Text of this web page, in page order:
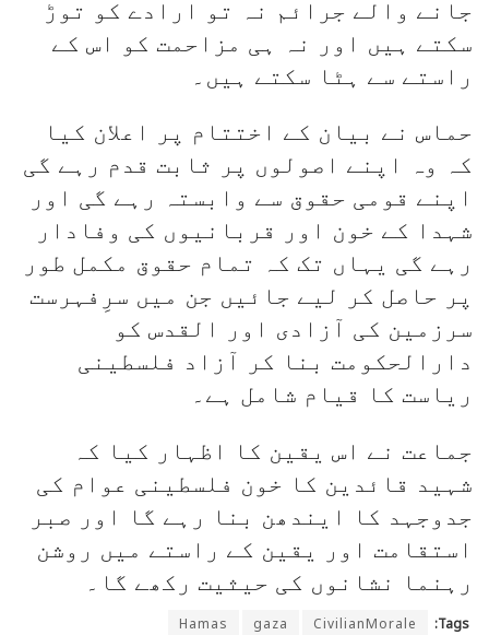
جانے والے جرائم نہ تو ارادے کو توڑ
سکتے ہیں اور نہ ہی مزاحمت کو اس کے
راستے سے ہٹا سکتے ہیں۔
حماس نے بیان کے اختتام پر اعلان کیا
کہ وہ اپنے اصولوں پر ثابت قدم رہے گی
اپنے قومی حقوق سے وابستہ رہے گی اور
شہدا کے خون اور قربانیوں کی وفادار
رہے گی یہاں تک کہ تمام حقوق مکمل طور
پر حاصل کر لیے جائیں جن میں سرِفہرست
سرزمین کی آزادی اور القدس کو
دارالحکومت بنا کر آزاد فلسطینی
ریاست کا قیام شامل ہے۔
جماعت نے اس یقین کا اظہار کیا کہ
شہید قائدین کا خون فلسطینی عوام کی
جدوجہد کا ایندھن بنا رہے گا اور صبر
استقامت اور یقین کے راستے میں روشن
رہنما نشانوں کی حیثیت رکھے گا۔
Tags:
CivilianMorale
gaza
Hamas